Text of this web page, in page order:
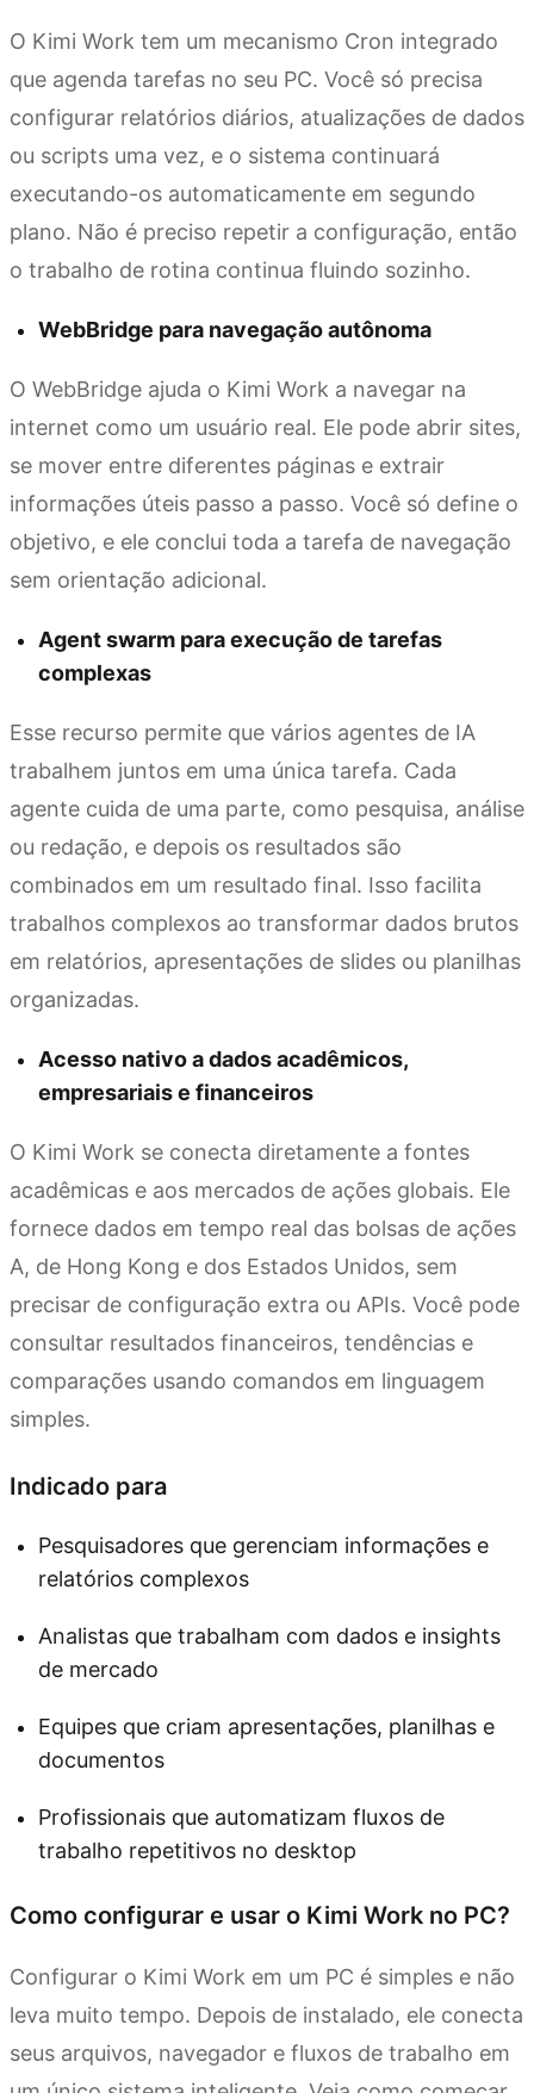
O Kimi Work tem um mecanismo Cron integrado
que agenda tarefas no seu PC. Você só precisa
configurar relatórios diários, atualizações de dados
ou scripts uma vez, e o sistema continuará
executando-os automaticamente em segundo
plano. Não é preciso repetir a configuração, então
o trabalho de rotina continua fluindo sozinho.
WebBridge para navegação autônoma
O WebBridge ajuda o Kimi Work a navegar na
internet como um usuário real. Ele pode abrir sites,
se mover entre diferentes páginas e extrair
informações úteis passo a passo. Você só define o
objetivo, e ele conclui toda a tarefa de navegação
sem orientação adicional.
Agent swarm para execução de tarefas
complexas
Esse recurso permite que vários agentes de IA
trabalhem juntos em uma única tarefa. Cada
agente cuida de uma parte, como pesquisa, análise
ou redação, e depois os resultados são
combinados em um resultado final. Isso facilita
trabalhos complexos ao transformar dados brutos
em relatórios, apresentações de slides ou planilhas
organizadas.
Acesso nativo a dados acadêmicos,
empresariais e financeiros
O Kimi Work se conecta diretamente a fontes
acadêmicas e aos mercados de ações globais. Ele
fornece dados em tempo real das bolsas de ações
A, de Hong Kong e dos Estados Unidos, sem
precisar de configuração extra ou APIs. Você pode
consultar resultados financeiros, tendências e
comparações usando comandos em linguagem
simples.
Indicado para
Pesquisadores que gerenciam informações e
relatórios complexos
Analistas que trabalham com dados e insights
de mercado
Equipes que criam apresentações, planilhas e
documentos
Profissionais que automatizam fluxos de
trabalho repetitivos no desktop
Como configurar e usar o Kimi Work no PC?
Configurar o Kimi Work em um PC é simples e não
leva muito tempo. Depois de instalado, ele conecta
seus arquivos, navegador e fluxos de trabalho em